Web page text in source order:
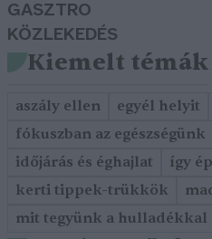
GASZTRO
KÖZLEKEDÉS
Kiemelt témák
aszály ellen egyél helyit
fókuszban az egészségünk
időjárás és éghajlat
így
kerti tippek-trükkök
mit tegyünk a hulladékkal